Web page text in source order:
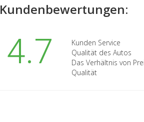
Kundenbewertungen:
4.7
Kunden Service
Qualität des Autos
Das Verhältnis von
Qualität